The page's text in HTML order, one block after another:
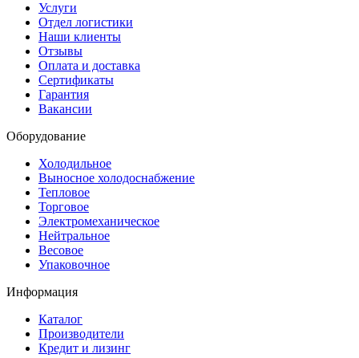
Услуги
Отдел логистики
Наши клиенты
Отзывы
Оплата и доставка
Сертификаты
Гарантия
Вакансии
Оборудование
Холодильное
Выносное холодоснабжение
Тепловое
Торговое
Электромеханическое
Нейтральное
Весовое
Упаковочное
Информация
Каталог
Производители
Кредит и лизинг